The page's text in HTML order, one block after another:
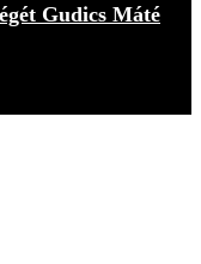
Gudics Máté